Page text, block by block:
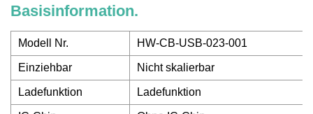
Basisinformation.
Modell Nr. HW-CB-USB-023-001
Einziehbar Nicht skalierbar
Ladefunktion Ladefunktion